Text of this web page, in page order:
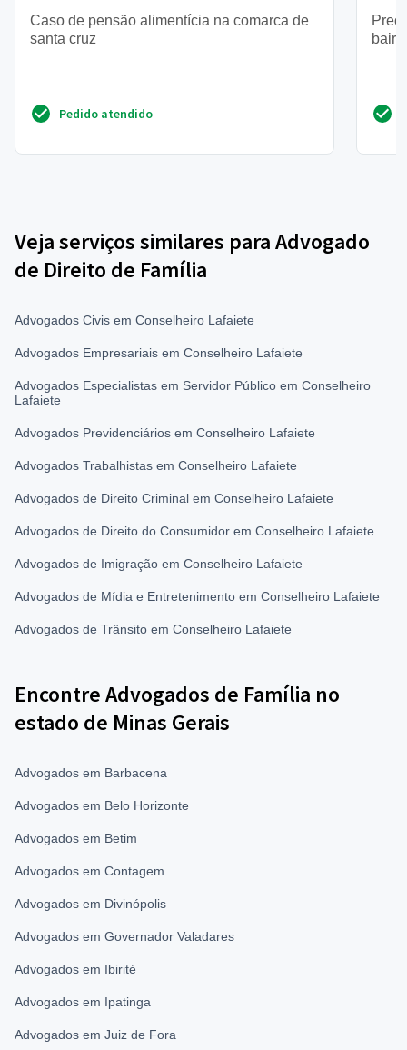
Caso de pensão alimentícia na comarca de
santa cruz
Pedido atendido
Veja serviços similares para Advogado
de Direito de Família
Advogados Civis em Conselheiro Lafaiete
Advogados Empresariais em Conselheiro Lafaiete
Advogados Especialistas em Servidor Público em Conselheiro
Lafaiete
Advogados Previdenciários em Conselheiro Lafaiete
Advogados Trabalhistas em Conselheiro Lafaiete
Advogados de Direito Criminal em Conselheiro Lafaiete
Advogados de Direito do Consumidor em Conselheiro Lafaiete
Advogados de Imigração em Conselheiro Lafaiete
Advogados de Mídia e Entretenimento em Conselheiro Lafaiete
Advogados de Trânsito em Conselheiro Lafaiete
Encontre Advogados de Família no
estado de Minas Gerais
Advogados em Barbacena
Advogados em Belo Horizonte
Advogados em Betim
Advogados em Contagem
Advogados em Divinópolis
Advogados em Governador Valadares
Advogados em Ibirité
Advogados em Ipatinga
Advogados em Juiz de Fora